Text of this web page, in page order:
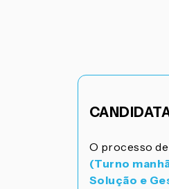
O processo
(Turno
Solução e